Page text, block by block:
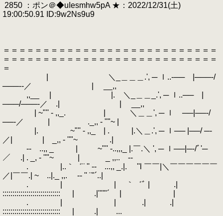
2850 ：ポン＠◆uIesmhw5pA ★：2022/12/31(土)
19:00:50.91 ID:9w2Ns9u9
＝＝＝＝＝＝＝＝＝＝＝＝＝＝＝＝＝＝＝＝＝＝＝＝＝＝＝
＝＝＝＝＝＝＝＝＝＝＝＝＝＝＝＝＝＝＝＝＝＝＝＝＝＝＝
＝
| ＼_＿＿＿.', ─ ｌ..‐── |───‐/
───‐‐／ | __,,
,,__ | |. ＼_＿＿_.', ─ ｌ..── |
───/───‐／ .| | __,,
| ~"'' - ,,_. | ＼＿＿', ─ ｌ ──|──‐/
──‐／ | ._,, - ''"~ |
|. ~"'' - ,,_ | . |.＼＿.', ─ ｌ── |──/ ─‐
／| | _,, - ''"~ .|
‐- ..,, _ | ~"'' -..,,,_ |.￣.＼ ', ─ ｌ──|─‐/ﾞ'─
／ .| . _, - ''"~ | _ ,,.. -‐
. |..｀゛¨ '' ‐- ...,, _.|. ''l ￣￣|＼￣￣￣￣￣￣
／|￣￣.| ~ ..|._ ,,. -‐ '' ¨"´..|
. | | ｀゛ﾞ | .|
::::::::::::::::::::::::::::: | .|''''"´ | |
. | | .| .|
::::::::::::::::::::::::::::: | .| ...